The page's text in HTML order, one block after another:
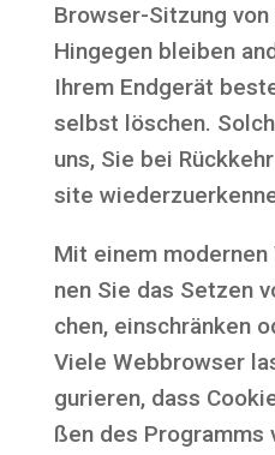
Brow­ser-Sit­zung
Hin­ge­gen blei­ben
Ihrem End­ge­rät
selbst löschen.
uns, Sie bei
site
Mit einem
nen Sie das Set­zen
chen, ein­schrän­ken
Vie­le Web­brow­ser
gu­rie­ren, dass
ßen des